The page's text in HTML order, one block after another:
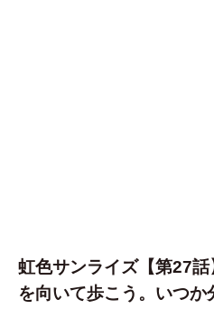
虹色サンライズ【第27
を向いて歩こう。いつ